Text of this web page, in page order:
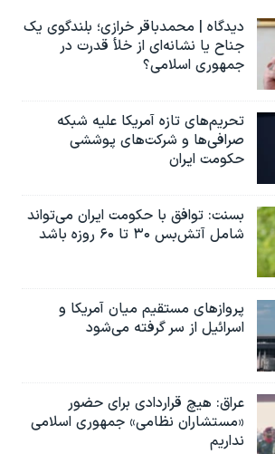
دیدگاه | محمدباقر خرازی؛ بلندگوی یک
جناح یا نشانه‌ای از خلأ قدرت در
جمهوری اسلامی؟
تحریم‌های تازه آمریکا علیه شبکه
صرافی‌ها و شرکت‌های پوششی
حکومت ایران
بسنت: توافق با حکومت ایران می‌تواند
شامل آتش‌بس ۳۰ تا ۶۰ روزه باشد
پروازهای مستقیم میان آمریکا و
اسرائیل از سر گرفته می‌شود
عراق: هیچ قراردادی برای حضور
«مستشاران نظامی» جمهوری اسلامی
نداریم